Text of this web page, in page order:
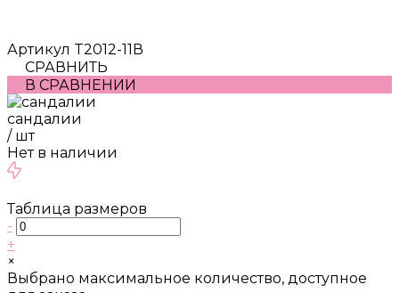
Артикул T2012-11В
СРАВНИТЬ
В СРАВНЕНИИ
сандалии
/ шт
Нет в наличии
Таблица размеров
-
+
×
Выбрано максимальное количество, доступное